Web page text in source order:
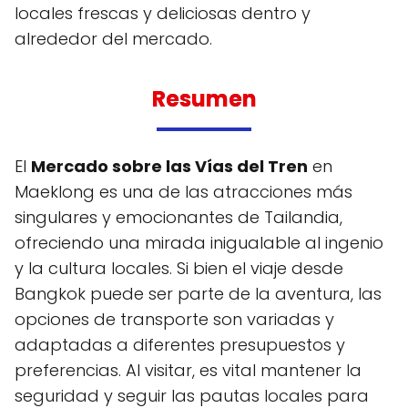
locales frescas y deliciosas dentro y
alrededor del mercado.
Resumen
El Mercado sobre las Vías del Tren en
Maeklong es una de las atracciones más
singulares y emocionantes de Tailandia,
ofreciendo una mirada inigualable al ingenio
y la cultura locales. Si bien el viaje desde
Bangkok puede ser parte de la aventura, las
opciones de transporte son variadas y
adaptadas a diferentes presupuestos y
preferencias. Al visitar, es vital mantener la
seguridad y seguir las pautas locales para